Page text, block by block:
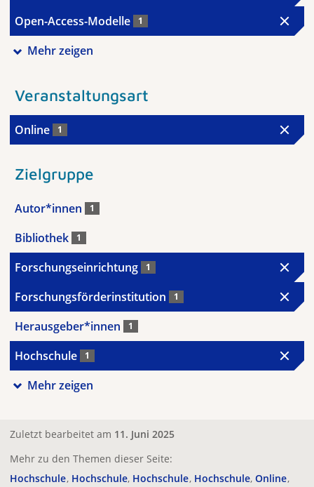
Open-Access-Modelle 1
Mehr zeigen
Veranstaltungsart
Online 1
Zielgruppe
Autor*innen 1
Bibliothek 1
Forschungseinrichtung 1
Forschungsförderinstitution 1
Herausgeber*innen 1
Hochschule 1
Mehr zeigen
Zuletzt bearbeitet am 11. Juni 2025
Mehr zu den Themen dieser Seite:
Hochschule Hochschule Hochschule Hochschule Online